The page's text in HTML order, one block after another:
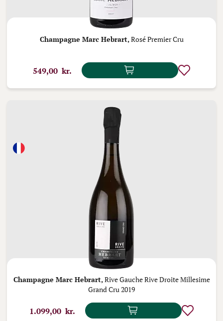
Champagne Marc Hebrart, Rosé Premier Cru
549,00 kr.
Champagne Marc Hebrart,Rive Gauche Rive Droite Millesime
Grand Cru 2019
1.099,00 kr.